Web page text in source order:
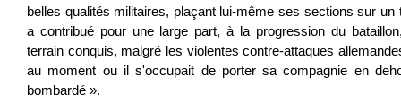
belles qualités militaires, plaçant lui-même ses sections sur un
a contribué pour une large part, à la progression du
terrain conquis, malgré les violentes contre-attaques
au moment ou il s'occupait de porter sa compagnie en
bombardé ».